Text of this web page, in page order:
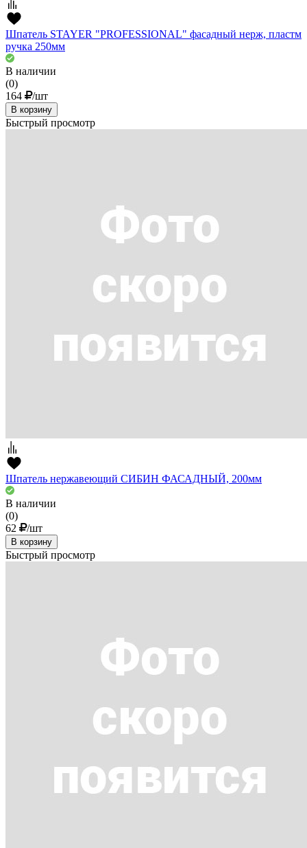
Шпатель STAYER "PROFESSIONAL" фасадный нерж, пластм
ручка 250мм
В наличии
(0)
164
/шт
В корзину
Быстрый просмотр
Шпатель нержавеющий СИБИН ФАСАДНЫЙ, 200мм
В наличии
(0)
62
/шт
В корзину
Быстрый просмотр